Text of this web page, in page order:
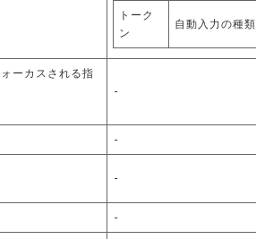
トーク
ン
自動入力の種類
ーカスされる指
-
-
-
-